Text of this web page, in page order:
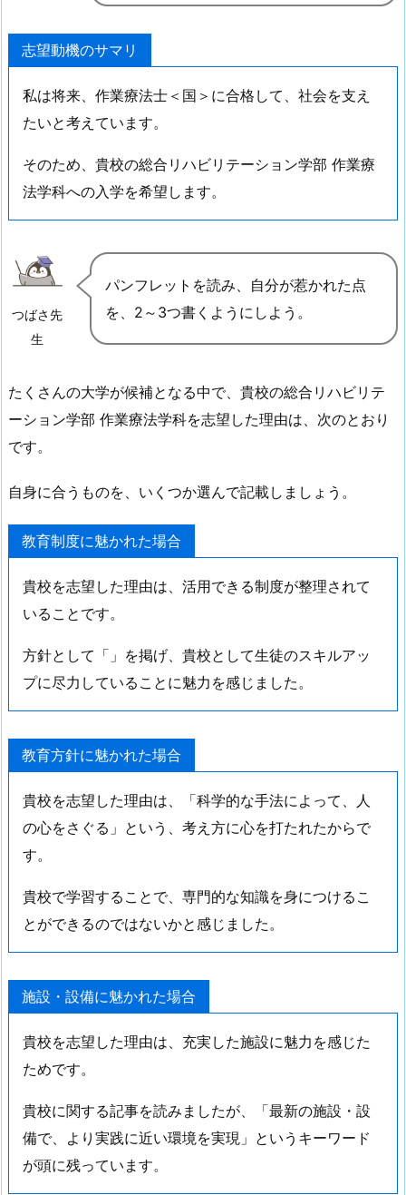
志望動機のサマリ
私は将来、作業療法士＜国＞に合格して、社会を支え
たいと考えています。
そのため、貴校の総合リハビリテーション学部 作業療
法学科への入学を希望します。
つばさ先
生
パンフレットを読み、自分が惹かれた点
を、2～3つ書くようにしよう。
たくさんの大学が候補となる中で、貴校の総合リハビリテ
ーション学部 作業療法学科を志望した理由は、次のとおり
です。
自身に合うものを、いくつか選んで記載しましょう。
教育制度に魅かれた場合
貴校を志望した理由は、活用できる制度が整理されて
いることです。
方針として「」を掲げ、貴校として生徒のスキルアッ
プに尽力していることに魅力を感じました。
教育方針に魅かれた場合
貴校を志望した理由は、「科学的な手法によって、人
の心をさぐる」という、考え方に心を打たれたからで
す。
貴校で学習することで、専門的な知識を身につけるこ
とができるのではないかと感じました。
施設・設備に魅かれた場合
貴校を志望した理由は、充実した施設に魅力を感じた
ためです。
貴校に関する記事を読みましたが、「最新の施設・設
備で、より実践に近い環境を実現」というキーワード
が頭に残っています。